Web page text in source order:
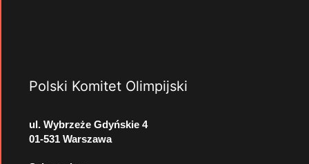
Polski Komitet Olimpijski
ul. Wybrzeże Gdyńskie 4
01-531 Warszawa